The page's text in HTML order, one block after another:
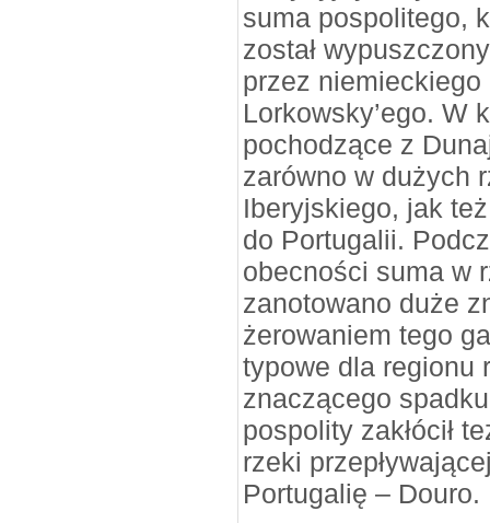
suma pospolitego,
został
przez
Lorkowsky’ego. W
pochodzące z
zarówno w dużych
Iberyjskiego, jak
do Portugalii.
obecności suma w
zanotowano duże
żerowaniem tego
typowe dla regionu
znaczącego
pospolity zakłócił
rzeki
Portugalię – Douro.